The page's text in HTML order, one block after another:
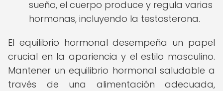
sueño, el cuerpo produce y regula varias
hormonas, incluyendo la testosterona.
El equilibrio hormonal desempeña un papel
crucial en la apariencia y el estilo masculino.
Mantener un equilibrio hormonal saludable a
través de una alimentación adecuada,